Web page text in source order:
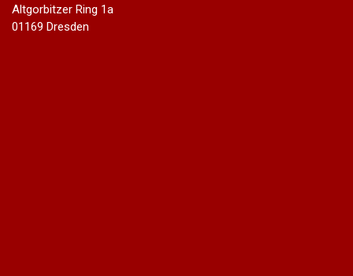
Altgorbitzer Ring 1a
01169 Dresden